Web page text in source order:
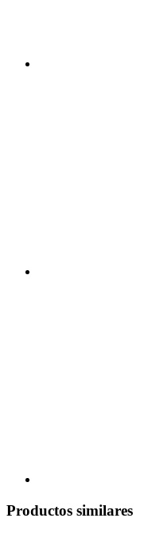
Productos similares